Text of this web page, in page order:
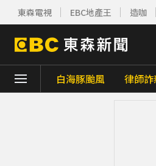
東森電視 EBC地產王 造咖
白海豚颱風 律師